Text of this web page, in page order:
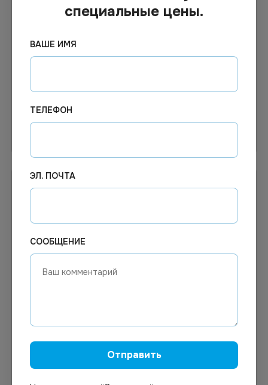
Ножницы Workmate 235
ручки с резиновыми
вставками *12/144
230933 Ножницы
2-х
Арт.
Ножницы Workmate 188
мм, пластиковые черные
ручки с резиновыми
В наличии
Ножницы Staff 165мм
черные
специальные цены.
ВАШЕ ИМЯ
ТЕЛЕФОН
ЭЛ. ПОЧТА
СООБЩЕНИЕ
Отправить